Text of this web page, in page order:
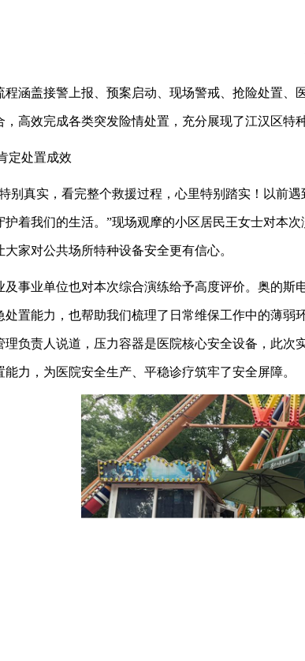
程涵盖接警上报、预案启动、现场警戒、抢险处置、
，高效完成各类突发险情处置，充分展现了江汉区特
定处置成效
别真实，看完整个救援过程，心里特别踏实！以前
护着我们的生活。”现场观摩的小区居民王女士对本
家对公共场所特种设备安全更有信心。
及事业单位也对本次综合演练给予高度评价。奥的斯
处置能力，也帮助我们梳理了日常维保工作中的薄
理负责人说道，压力容器是医院核心安全设备，此
能力，为医院安全生产、平稳诊疗筑牢了安全屏障。